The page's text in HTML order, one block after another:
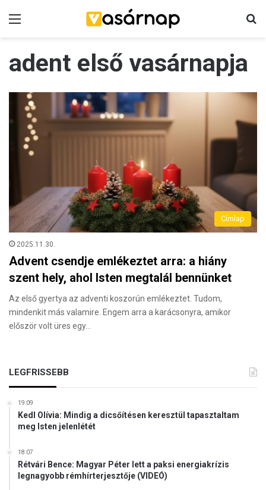
adent első vasárnapja
Címlap
2025.11.30.
Advent csendje emlékeztet arra: a hiány
szent hely, ahol Isten megtalál bennünket
Az első gyertya az adventi koszorún emlékeztet. Tudom,
mindenkit más valamire. Engem arra a karácsonyra, amikor
először volt üres egy…
LEGFRISSEBB
19:09
Kedl Olívia: Mindig a dicsőítésen keresztül tapasztaltam
meg Isten jelenlétét
18:07
Rétvári Bence: Magyar Péter lett a paksi energiakrízis
legnagyobb rémhírterjesztője (VIDEÓ)